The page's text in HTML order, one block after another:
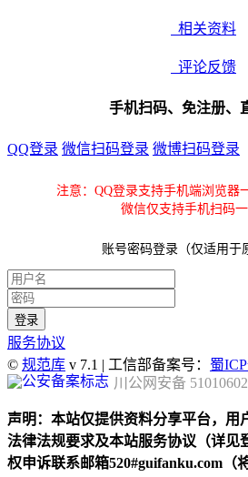
相关资料
评论反馈
手机扫码、免注册、
QQ登录 微信扫码登录 微博扫码登录
注意：QQ登录支持手机端浏览器
微信仅支持手机扫码
账号密码登录（仅适用于
服务协议
© 规范库 v 7.1 | 工信部备案号： 蜀
川公网安备
声明：本站仅提供资料分享平台，用
法律法规要求及本站服务协议（详见
权申诉联系邮箱520#guifanku.com（